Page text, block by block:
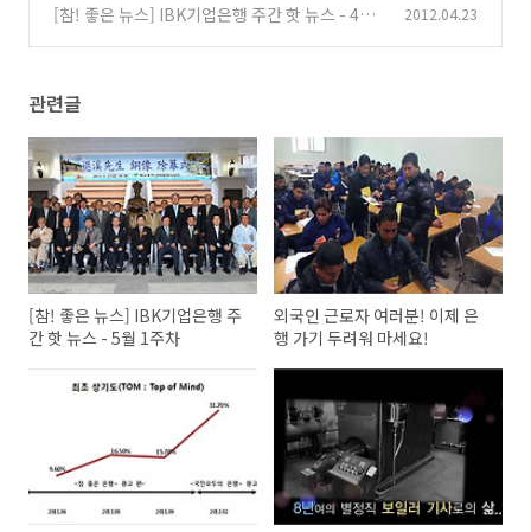
희 소장님 이야기
(1)
[참! 좋은 뉴스] IBK기업은행 주간 핫 뉴스 - 4월
2012.04.23
관련글
[참! 좋은 뉴스] IBK기업은행 주
간 핫 뉴스 - 5월 1주차
외국인 근로자 여러분! 이제 은
행 가기 두려워 마세요!